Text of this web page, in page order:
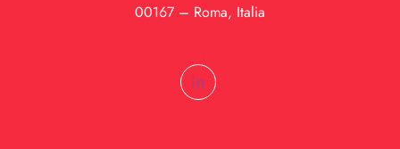
00167 – Roma, Italia